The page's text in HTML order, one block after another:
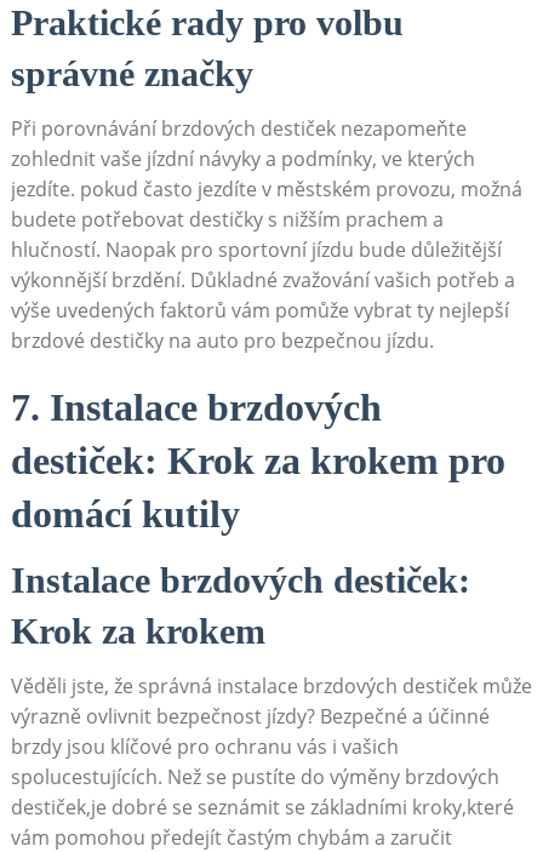
Praktické rady pro volbu
správné značky
Při⁢ porovnávání brzdových destiček nezapomeňte ​
zohlednit vaše jízdní návyky a ‌podmínky, ve kterých
jezdíte. pokud⁤ často jezdíte v městském provozu, možná
budete potřebovat destičky s nižším prachem a
hlučností. Naopak pro sportovní jízdu bude důležitější
‌výkonnější brzdění. Důkladné zvažování vašich potřeb ⁤a
výše uvedených faktorů vám ⁢pomůže vybrat ty nejlepší
brzdové destičky na auto pro bezpečnou jízdu.
7. Instalace brzdových
destiček: ⁢Krok za krokem pro
domácí kutily
Instalace brzdových destiček:
Krok ‍za krokem
Věděli jste,​ že správná instalace brzdových destiček může
výrazně ovlivnit bezpečnost jízdy? Bezpečné a účinné
brzdy jsou ⁢klíčové pro ochranu vás i vašich
spolucestujících. ‌Než se pustíte do výměny brzdových
destiček,je dobré se seznámit se základními kroky,které
vám pomohou předejít častým chybám a zaručit